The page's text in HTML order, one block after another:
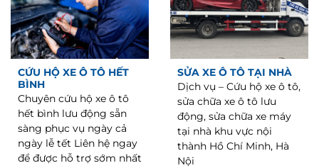
CỨU HỘ XE Ô TÔ HẾT
BÌNH
Chuyên cứu hộ xe ô tô
hết bình lưu động sẵn
sàng phục vụ ngày cả
ngày lễ tết Liên hệ ngay
để được hỗ trợ sớm nhất
SỬA XE Ô TÔ TẠI NHÀ
Dịch vụ – Cứu hộ xe ô tô,
sửa chữa xe ô tô lưu
động, sửa chữa xe máy
tại nhà khu vực nội
thành Hồ Chí Minh, Hà
Nội